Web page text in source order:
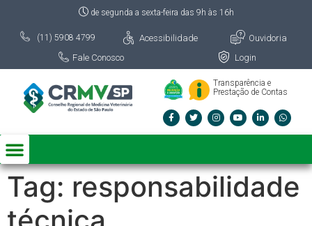
de segunda a sexta-feira das 9h às 16h
(11) 5908 4799 Acessibilidade
Ouvidoria
Fale Conosco
Login
Transparência e
Prestação de Contas
Tag: responsabilidade